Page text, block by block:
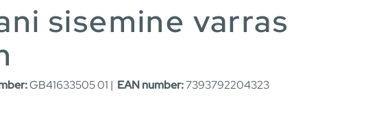
sisemine varras
GB41633505 01 | EAN number:7393792204323